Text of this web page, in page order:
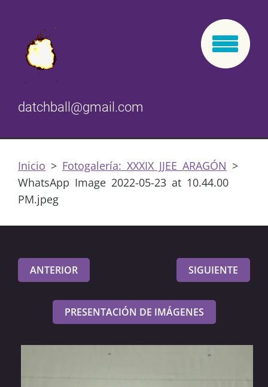
datchball@gmail.com
Inicio > Fotogalería: XXXIX JJEE ARAGÓN >
WhatsApp Image 2022-05-23 at 10.44.00
PM.jpeg
ANTERIOR SIGUIENTE
PRESENTACIÓN DE IMÁGENES